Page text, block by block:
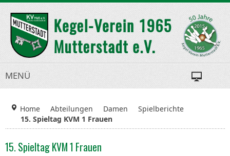
MENÜ
Home Abteilungen Damen
Spielberichte
15. Spieltag KVM 1 Frauen
15. Spieltag KVM 1 Frauen